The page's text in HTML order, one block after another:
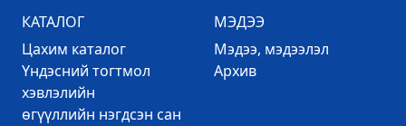
КАТАЛОГ
Цахим каталог
Үндэсний тогтмол
хэвлэлийн
өгүүллийн нэгдсэн сан
МЭДЭЭ
Mэдээ, мэдээлэл
Архив